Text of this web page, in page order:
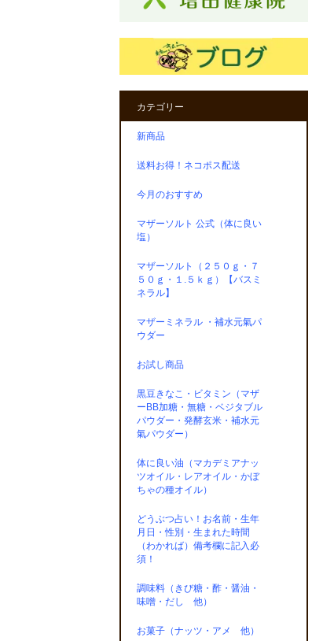
カテゴリー
新商品
送料お得！ネコポス配送
今月のおすすめ
マザーソルト 公式（体に良い
塩）
マザーソルト（２５０ｇ・７
５０ｇ・１.５ｋｇ）【バスミ
ネラル】
マザーミネラル ・補水元氣パ
ウダー
お試し商品
黒豆きなこ・ビタミン（マザ
ーBB加糖・無糖・ベジタブル
パウダー・発酵玄米・補水元
氣パウダー）
体に良い油（マカデミアナッ
ツオイル・レアオイル・かぼ
ちゃの種オイル）
どうぶつ占い！お名前・生年
月日・性別・生まれた時間
（わかれば）備考欄に記入必
須！
調味料（きび糖・酢・醤油・
味噌・だし 他）
お菓子（ナッツ・アメ 他）